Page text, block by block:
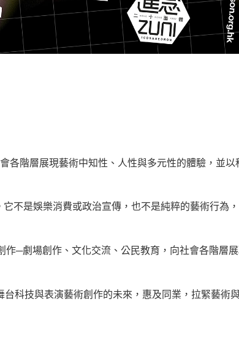
各階層展現藝術中知性、人性與多元性的體驗，並以
不是娛樂消費或政治宣傳，也不是純粹的藝術行為
─劇場創作、文化交流、公⺠教育，向社會各階層
科技與表演藝術創作的未來，惠及同業，拉緊藝術